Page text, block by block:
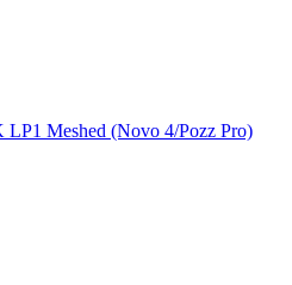
Meshed (Novo 4/Pozz Pro)